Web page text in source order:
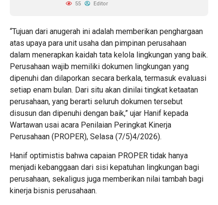
55 Editor
“Tujuan dari anugerah ini adalah memberikan penghargaan
atas upaya para unit usaha dan pimpinan perusahaan
dalam menerapkan kaidah tata kelola lingkungan yang baik.
Perusahaan wajib memiliki dokumen lingkungan yang
dipenuhi dan dilaporkan secara berkala, termasuk evaluasi
setiap enam bulan. Dari situ akan dinilai tingkat ketaatan
perusahaan, yang berarti seluruh dokumen tersebut
disusun dan dipenuhi dengan baik,” ujar Hanif kepada
Wartawan usai acara Penilaian Peringkat Kinerja
Perusahaan (PROPER), Selasa (7/5)4/2026).
Hanif optimistis bahwa capaian PROPER tidak hanya
menjadi kebanggaan dari sisi kepatuhan lingkungan bagi
perusahaan, sekaligus juga memberikan nilai tambah bagi
kinerja bisnis perusahaan.